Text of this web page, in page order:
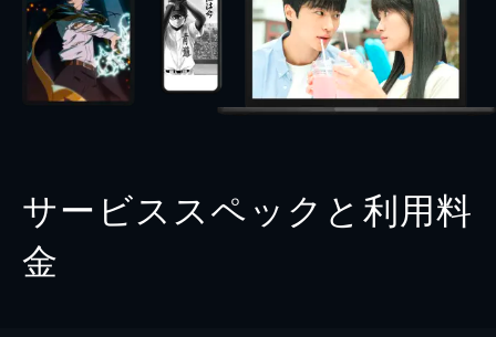
サービススペックと利用料
金